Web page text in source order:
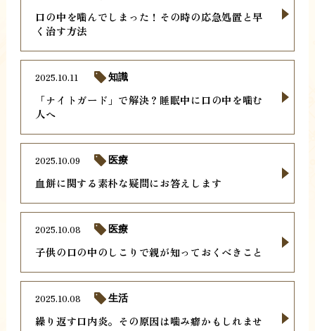
口の中を噛んでしまった！その時の応急処置と早
く治す方法
「ナイトガード」で解決？睡眠中に口の中を噛む
人へ
2025.10.11 知識
血餅に関する素朴な疑問にお答えします
2025.10.09 医療
子供の口の中のしこりで親が知っておくべきこと
2025.10.08 医療
繰り返す口内炎。その原因は噛み癖かもしれませ
2025.10.08 生活